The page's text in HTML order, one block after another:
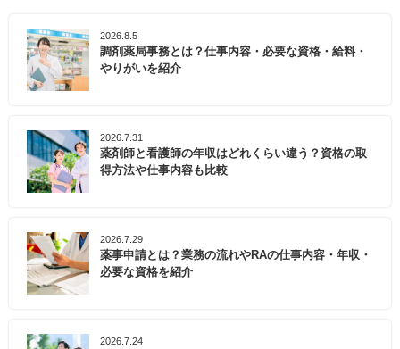
2026.8.5
調剤薬局事務とは？仕事内容・必要な資格・給料・
やりがいを紹介
2026.7.31
薬剤師と看護師の年収はどれくらい違う？資格の取
得方法や仕事内容も比較
2026.7.29
薬事申請とは？業務の流れやRAの仕事内容・年収・
必要な資格を紹介
2026.7.24